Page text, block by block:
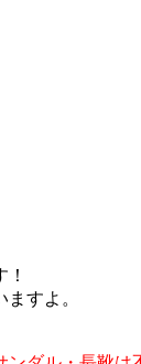
すよ。